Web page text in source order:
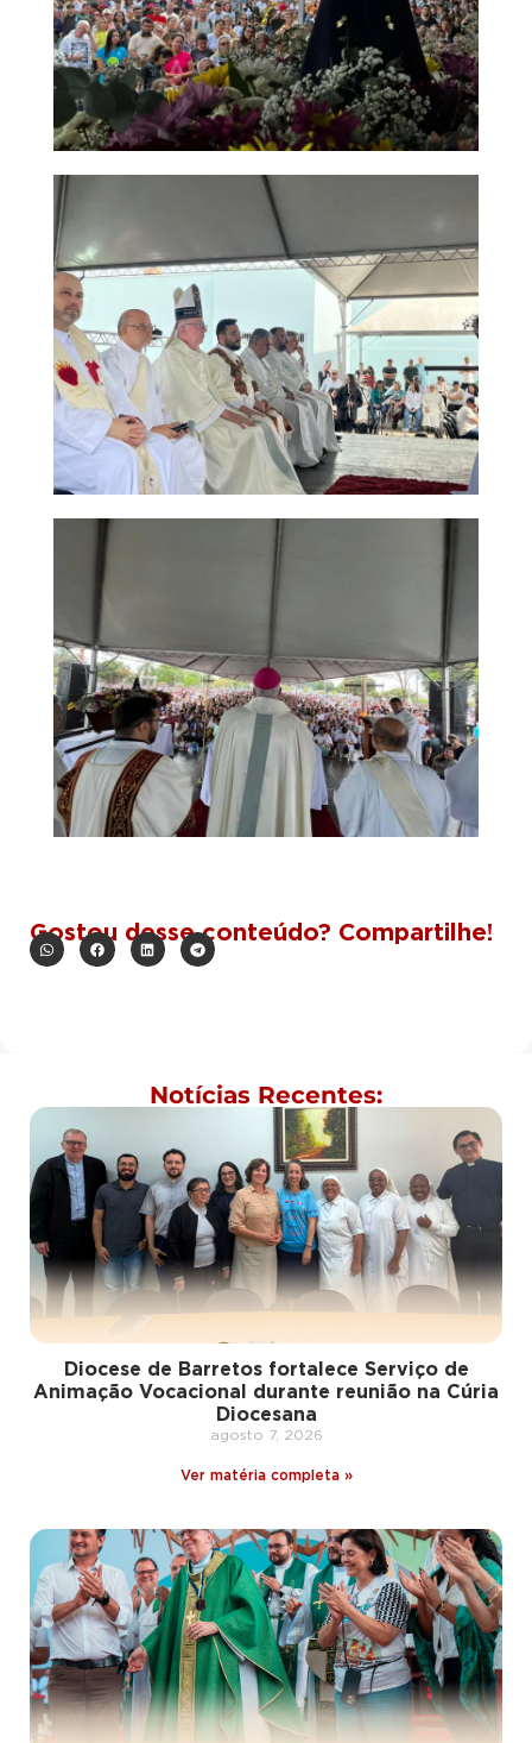
Gostou desse conteúdo? Compartilhe!
Notícias Recentes:
Diocese de Barretos fortalece Serviço de
Animação Vocacional durante reunião na Cúria
Diocesana
agosto 7, 2026
Ver matéria completa »